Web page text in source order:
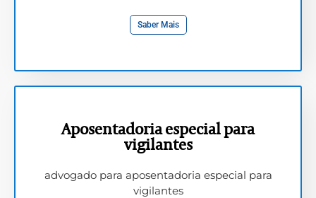
Saber Mais
Aposentadoria especial para
vigilantes
advogado para aposentadoria especial para
vigilantes